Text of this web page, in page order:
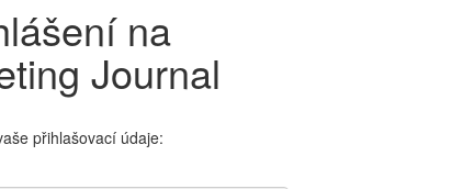
na
přihlašovací údaje: